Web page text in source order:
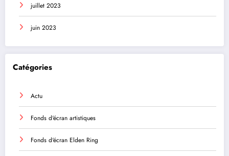
juillet 2023
juin 2023
Catégories
Actu
Fonds d'écran artistiques
Fonds d'écran Elden Ring